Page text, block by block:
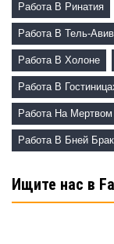
Работа В Ринатия
Работа В Тель-
Работа В Холоне
Работа В
Работа На
Работа В Бней Брак
Ищите нас в